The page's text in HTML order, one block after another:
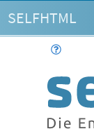
SELFHTML